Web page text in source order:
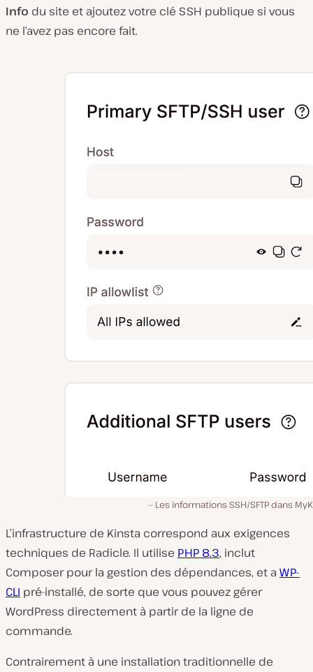
Info du site et ajoutez votre clé SSH publique si vous
ne l’avez pas encore fait.
Les informations SSH/SFTP dans
L’infrastructure de Kinsta correspond aux exigences
techniques de Radicle. Il utilise PHP 8.3, inclut
Composer pour la gestion des dépendances, et a WP-
CLI pré-installé, de sorte que vous pouvez gérer
WordPress directement à partir de la ligne de
commande.
Contrairement à une installation traditionnelle de